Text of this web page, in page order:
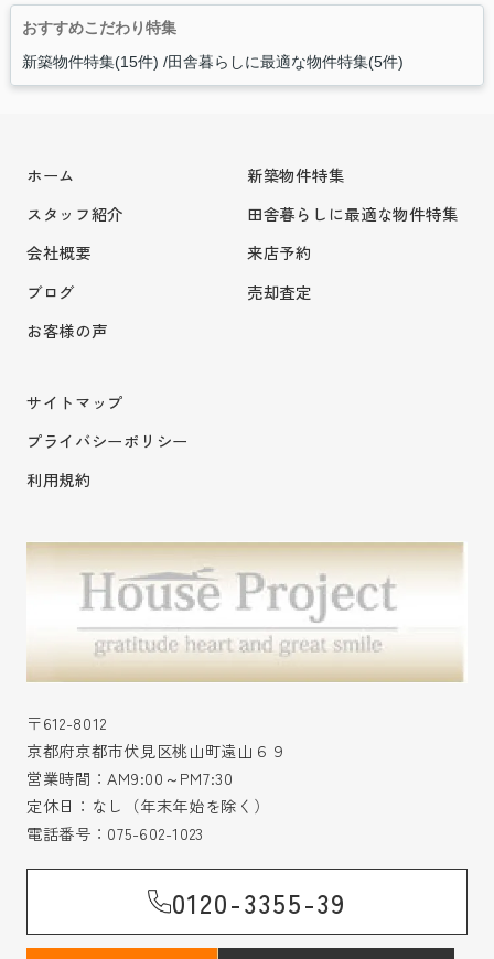
おすすめこだわり特集
新築物件特集(15件) 田舎暮らしに最適な物件特集(5件)
ホーム
スタッフ紹介
会社概要
ブログ
お客様の声
新築物件特集
田舎暮らしに最適な物件特集
来店予約
売却査定
サイトマップ
プライバシーポリシー
利用規約
〒612-8012
京都府京都市伏見区桃山町遠山６９
営業時間：AM9:00～PM7:30
定休日：なし（年末年始を除く）
電話番号： 075-602-1023
0120-3355-39